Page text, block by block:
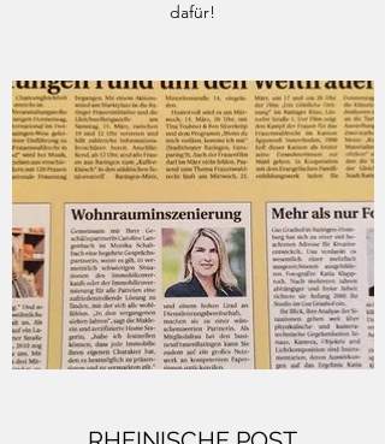
dafür!